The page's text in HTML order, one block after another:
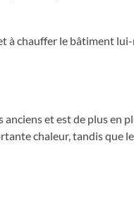
à chauffer le bâtiment
et est de plus en
chaleur, tandis que